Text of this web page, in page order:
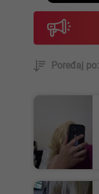
Lisa ..., 28
Poređaj po: